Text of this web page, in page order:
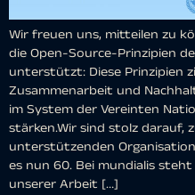
Wir freuen uns, mitteilen zu
die Open-Source-Prinzipien
unterstützt: Diese Prinzipien
Zusammenarbeit und
im System der Vereinten
stärken.Wir sind stolz darauf,
unterstützenden
es nun 60. Bei mundialis
unserer Arbeit […]